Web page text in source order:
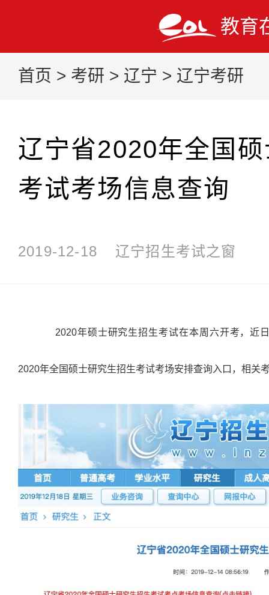
教育
首页 > 考研 > 辽宁 > 辽宁考研
辽宁省2020年全国
考试考场信息查询
2019-12-18 辽宁招生考试之窗
2020年硕士研究生招生考试在本周六开考，近
2020年全国硕士研究生招生考试考场安排查询入口，相关